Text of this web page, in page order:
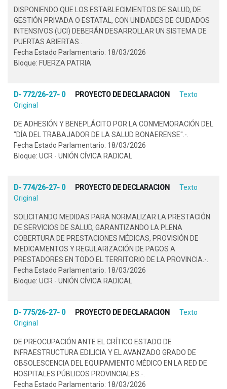
DISPONIENDO QUE LOS ESTABLECIMIENTOS DE SALUD, DE
GESTIÓN PRIVADA O ESTATAL, CON UNIDADES DE CUIDADOS
INTENSIVOS (UCI) DEBERÁN DESARROLLAR UN SISTEMA DE
PUERTAS ABIERTAS..
Fecha Estado Parlamentario: 18/03/2026
Bloque: FUERZA PATRIA
D- 772/26-27- 0 PROYECTO DE DECLARACION
Texto
Original
DE ADHESIÓN Y BENEPLÁCITO POR LA CONMEMORACIÓN DEL
"DÍA DEL TRABAJADOR DE LA SALUD BONAERENSE".-.
Fecha Estado Parlamentario: 18/03/2026
Bloque: UCR - UNIÓN CÍVICA RADICAL
D- 774/26-27- 0 PROYECTO DE DECLARACION
Texto
Original
SOLICITANDO MEDIDAS PARA NORMALIZAR LA PRESTACIÓN
DE SERVICIOS DE SALUD, GARANTIZANDO LA PLENA
COBERTURA DE PRESTACIONES MÉDICAS, PROVISIÓN DE
MEDICAMENTOS Y REGULARIZACIÓN DE PAGOS A
PRESTADORES EN TODO EL TERRITORIO DE LA PROVINCIA.-.
Fecha Estado Parlamentario: 18/03/2026
Bloque: UCR - UNIÓN CÍVICA RADICAL
D- 775/26-27- 0 PROYECTO DE DECLARACION
Texto
Original
DE PREOCUPACIÓN ANTE EL CRÍTICO ESTADO DE
INFRAESTRUCTURA EDILICIA Y EL AVANZADO GRADO DE
OBSOLESCENCIA DEL EQUIPAMIENTO MÉDICO EN LA RED DE
HOSPITALES PÚBLICOS PROVINCIALES.-.
Fecha Estado Parlamentario: 18/03/2026